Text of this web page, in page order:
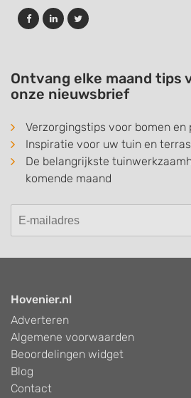
Ontvang elke maand tips
onze nieuwsbrief
Verzorgingstips voor bomen en
Inspiratie voor uw tuin en terras
De belangrijkste
komende maand
Hovenier.nl
Adverteren
Algemene voorwaarden
Beoordelingen widget
Blog
Contact